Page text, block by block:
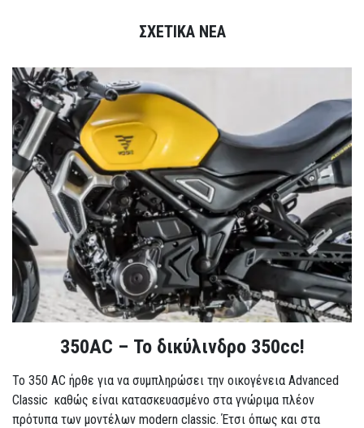
ΣΧΕΤΙΚΑ ΝΕΑ
350AC – Το δικύλινδρο 350cc!
To 350 AC ήρθε για να συμπληρώσει την οικογένεια Advanced
Classic καθώς είναι κατασκευασμένο στα γνώριμα πλέον
πρότυπα των μοντέλων modern classic. Έτσι όπως και στα